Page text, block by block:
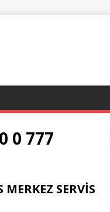
0 777
MERKEZ SERVİS